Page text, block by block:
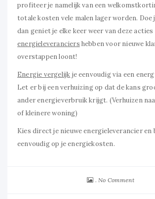
profiteer je namelijk van een
totale kosten vele malen lager worden. Doe
dan geniet je elke keer weer van deze acties
energieleveranciers hebben voor nieuwe
overstappen loont!
Energie vergelijk je eenvoudig via een
Let er bij een verhuizing op dat de kans
ander energieverbruik krijgt. (Verhuizen
of kleinere woning)
Kies direct je nieuwe energieleverancier en
eenvoudig op je energiekosten.
No Comment